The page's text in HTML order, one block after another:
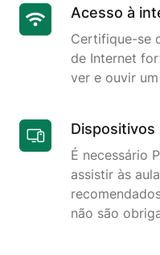
Acesso à
Certifique-se
de Internet
ver e ouvir
Dispositivos
É necessário
assistir às
não são